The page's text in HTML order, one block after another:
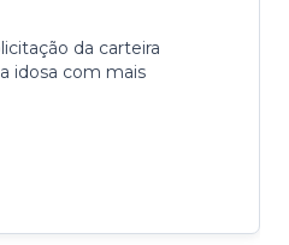
da carteira
idosa com mais